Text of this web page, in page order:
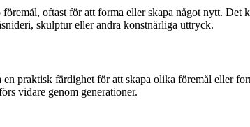
oftast för att forma eller skapa något nytt.
skulptur eller andra konstnärliga uttryck.
praktisk färdighet för att skapa olika föremål eller
vidare genom generationer.